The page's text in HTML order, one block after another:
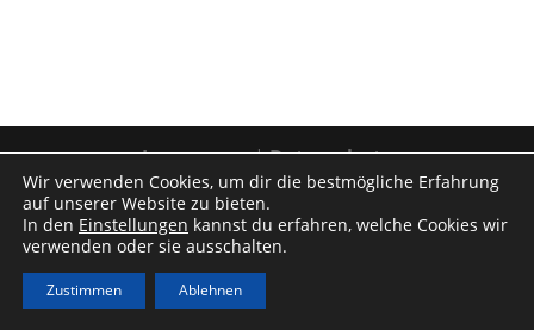
Impressum|Datenschutz
Wir verwenden Cookies, um dir die bestmögliche Erfahrung
auf unserer Website zu bieten.
In den Einstellungen kannst du erfahren, welche Cookies wir
verwenden oder sie ausschalten.
Zustimmen Ablehnen